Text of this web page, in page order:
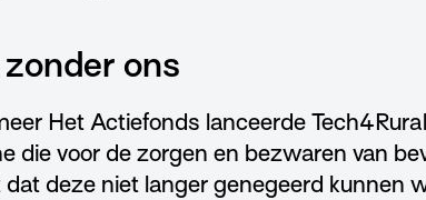
ons
Het Actiefonds lanceerde
die voor de zorgen en bezwaren van
deze niet langer genegeerd kunnen